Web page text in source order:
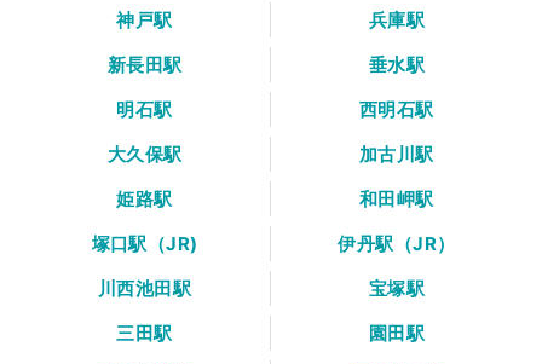
神戸駅
兵庫駅
新長田駅
垂水駅
明石駅
西明石駅
大久保駅
加古川駅
姫路駅
和田岬駅
塚口駅（JR)
伊丹駅（JR）
川西池田駅
宝塚駅
三田駅
園田駅